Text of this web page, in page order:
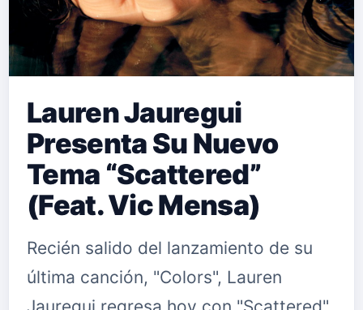
Lauren Jauregui
Presenta Su Nuevo
Tema “Scattered”
(Feat. Vic Mensa)
Recién salido del lanzamiento de su
última canción, "Colors", Lauren